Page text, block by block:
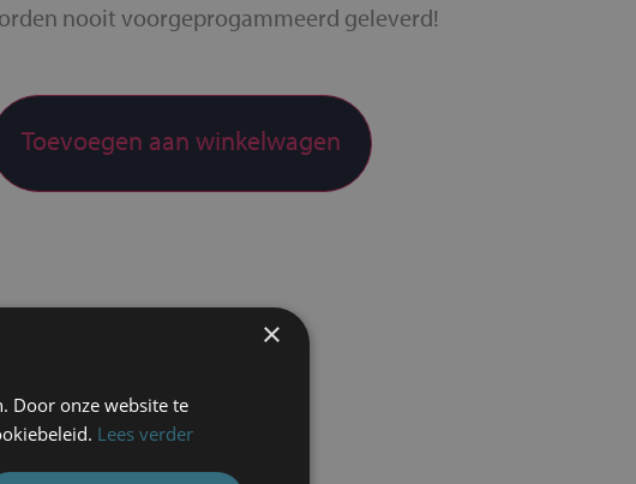
nooit voorgeprogammeerd geleverd!
Toevoegen aan winkelwagen
×
Door onze website te
Lees verder